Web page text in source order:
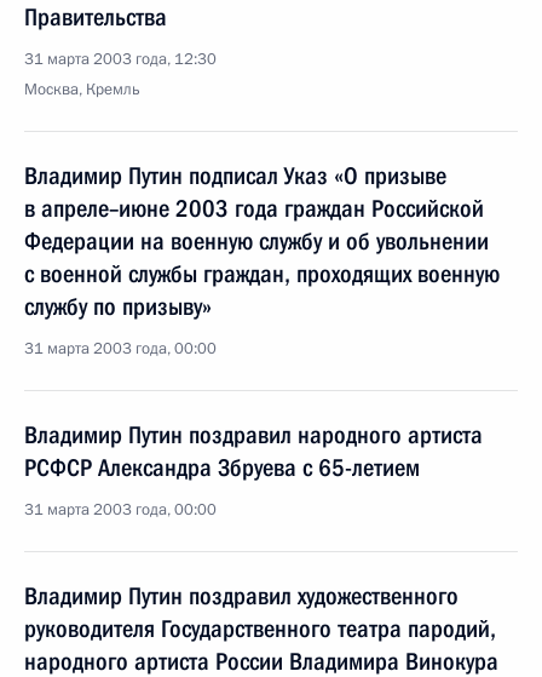
Правительства
31 марта 2003 года, 12:30
Москва, Кремль
Владимир Путин подписал Указ «О призыве
в апреле–июне 2003 года граждан Российской
Федерации на военную службу и об увольнении
с военной службы граждан, проходящих военную
службу по призыву»
31 марта 2003 года, 00:00
Владимир Путин поздравил народного артиста
РСФСР Александра Збруева с 65-летием
31 марта 2003 года, 00:00
Владимир Путин поздравил художественного
руководителя Государственного театра пародий,
народного артиста России Владимира Винокура